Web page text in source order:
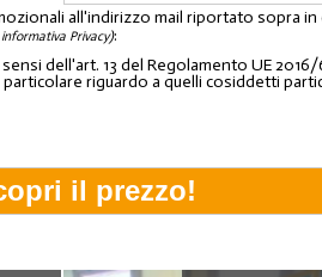
all'indirizzo mail riportato sopra
Privacy):
dell'art. 13 del Regolamento UE
riguardo a quelli cosiddetti